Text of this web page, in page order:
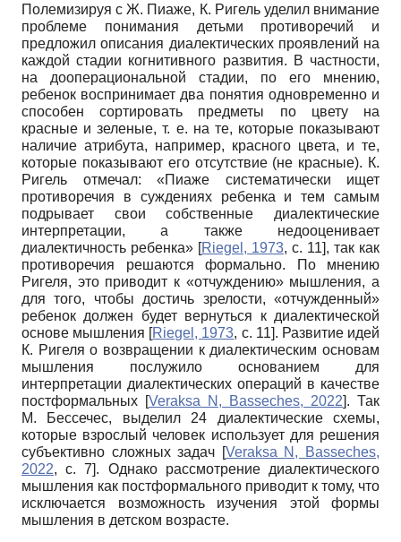
Полемизируя с Ж. Пиаже, К. Ригель уделил внимание
проблеме понимания детьми противоречий и
предложил описания диалектических проявлений на
каждой стадии когнитивного развития. В частности,
на дооперациональной стадии, по его мнению,
ребенок воспринимает два понятия одновременно и
способен сортировать предметы по цвету на
красные и зеленые, т. е. на те, которые показывают
наличие атрибута, например, красного цвета, и те,
которые показывают его отсутствие (не красные). К.
Ригель отмечал: «Пиаже систематически ищет
противоречия в суждениях ребенка и тем самым
подрывает свои собственные диалектические
интерпретации, а также недооценивает
диалектичность ребенка» [Riegel, 1973, с. 11], так как
противоречия решаются формально. По мнению
Ригеля, это приводит к «отчуждению» мышления, а
для того, чтобы достичь зрелости, «отчужденный»
ребенок должен будет вернуться к диалектической
основе мышления [Riegel, 1973, с. 11]. Развитие идей
К. Ригеля о возвращении к диалектическим основам
мышления послужило основанием для
интерпретации диалектических операций в качестве
постформальных [Veraksa N, Basseches, 2022]. Так
М. Бессечес, выделил 24 диалектические схемы,
которые взрослый человек использует для решения
субъективно сложных задач [Veraksa N, Basseches,
2022, с. 7]. Однако рассмотрение диалектического
мышления как постформального приводит к тому, что
исключается возможность изучения этой формы
мышления в детском возрасте.